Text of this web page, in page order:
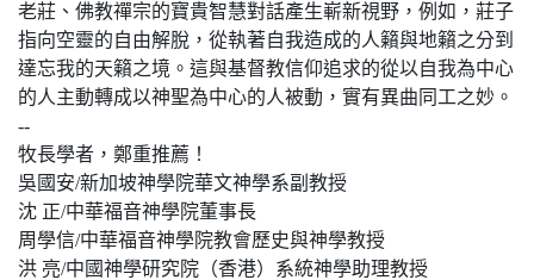
老莊、佛教禪宗的寶貴智慧對話產生嶄新視野，例如，莊子
指向空靈的自由解脫，從執著自我造成的人籟與地籟之分到
達忘我的天籟之境。這與基督教信仰追求的從以自我為中心
的人主動轉成以神聖為中心的人被動，實有異曲同工之妙。
--
牧長學者，鄭重推薦！
吳國安/新加坡神學院華文神學系副教授
沈 正/中華福音神學院董事長
周學信/中華福音神學院教會歷史與神學教授
洪 亮/中國神學研究院（香港）系統神學助理教授